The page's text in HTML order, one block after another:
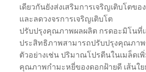
เดียวกันยังส่งเสริมการเจริญเติบโตข
และลดวงจรการเจริญเติบโต
ปรับปรุงคุณภาพผลผลิต กรดอะมิโนที่
ประสิทธิภาพสามารถปรับปรุงคุณภาพ
ตัวอย่างเช่น ปริมาณโปรตีนในเมล็ดเ
คุณภาพกำมะหยี่ของดอกฝ้ายดี เส้นใ